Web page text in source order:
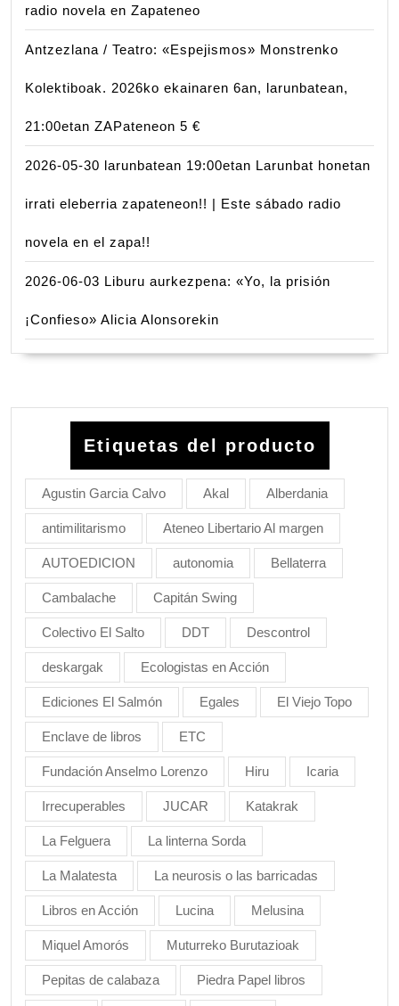
radio novela en Zapateneo
Antzezlana / Teatro: «Espejismos» Monstrenko
Kolektiboak. 2026ko ekainaren 6an, larunbatean,
21:00etan ZAPateneon 5 €
2026-05-30 larunbatean 19:00etan Larunbat honetan
irrati eleberria zapateneon!! | Este sábado radio
novela en el zapa!!
2026-06-03 Liburu aurkezpena: «Yo, la prisión
¡Confieso» Alicia Alonsorekin
Etiquetas del producto
Agustin Garcia Calvo Akal Alberdania
antimilitarismo Ateneo Libertario Al margen
AUTOEDICION autonomia Bellaterra
Cambalache Capitán Swing
Colectivo El Salto DDT Descontrol
deskargak Ecologistas en Acción
Ediciones El Salmón Egales El Viejo Topo
Enclave de libros ETC
Fundación Anselmo Lorenzo Hiru Icaria
Irrecuperables JUCAR Katakrak
La Felguera La linterna Sorda
La Malatesta La neurosis o las barricadas
Libros en Acción Lucina Melusina
Miquel Amorós Muturreko Burutazioak
Pepitas de calabaza Piedra Papel libros